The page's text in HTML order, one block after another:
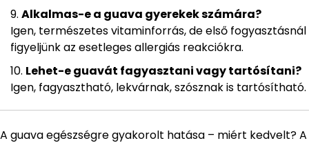
Alkalmas-e a guava gyerekek számára?
Igen, természetes vitaminforrás, de első fogyasztásnál
figyeljünk az esetleges allergiás reakciókra.
Lehet-e guavát fagyasztani vagy tartósítani?
Igen, fagyasztható, lekvárnak, szósznak is tartósítható.
A guava egészségre gyakorolt hatása – miért kedvelt? A